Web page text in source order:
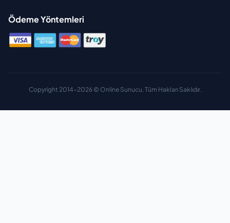
Ödeme Yöntemleri
Copyright 2014-2026 © Online Sunucu. Tüm Hakları Saklıdır.